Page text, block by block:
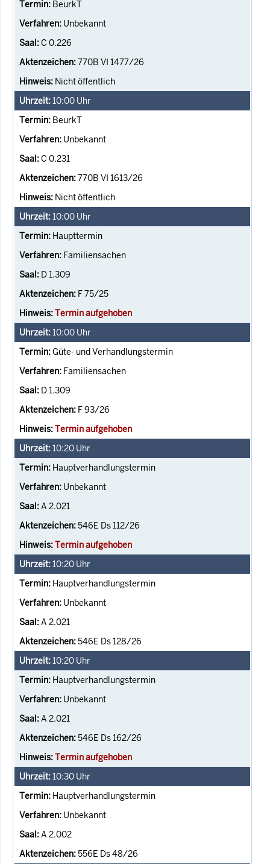
BeurkT
Unbekannt
C 0.226
770B VI 1477/26
Nicht öffentlich
10:00 Uhr
BeurkT
Unbekannt
C 0.231
770B VI 1613/26
Nicht öffentlich
10:00 Uhr
Haupttermin
Familiensachen
D 1.309
F 75/25
Termin aufgehoben
10:00 Uhr
Güte- und Verhandlungstermin
Familiensachen
D 1.309
F 93/26
Termin aufgehoben
10:20 Uhr
Hauptverhandlungstermin
Unbekannt
A 2.021
546E Ds 112/26
Termin aufgehoben
10:20 Uhr
Hauptverhandlungstermin
Unbekannt
A 2.021
546E Ds 128/26
10:20 Uhr
Hauptverhandlungstermin
Unbekannt
A 2.021
546E Ds 162/26
Termin aufgehoben
10:30 Uhr
Hauptverhandlungstermin
Unbekannt
A 2.002
556E Ds 48/26